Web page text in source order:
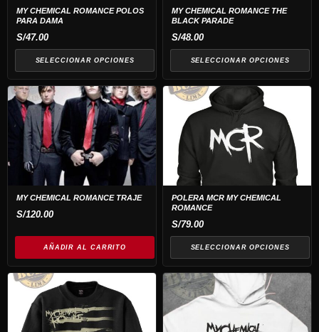
MY CHEMICAL ROMANCE POLOS
PARA DAMA
S/47.00
SELECCIONAR OPCIONES
opciones
se
pueden
elegir
en
la
página
de
producto
MY CHEMICAL ROMANCE THE
BLACK PARADE
S/48.00
SELECCIONAR OPCIONES
opciones
se
pueden
elegir
en
la
página
producto
MY CHEMICAL ROMANCE TRAJE
S/120.00
AÑADIR AL CARRITO
POLERA MCR MY CHEMICAL
ROMANCE
S/79.00
SELECCIONAR OPCIONES
Este
producto
tiene
múltiples
variantes.
Las
opciones
se
pueden
elegir
en
la
página
de
Este
producto
tiene
Este
producto
tiene